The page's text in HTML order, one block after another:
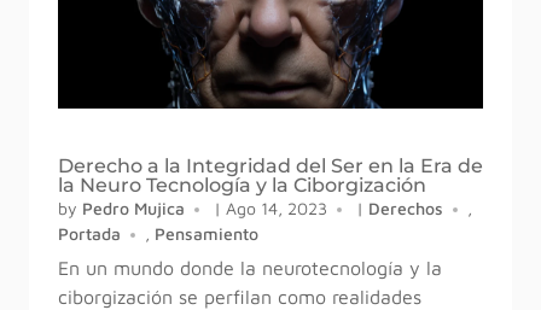
Derecho a la Integridad del Ser en la Era de
la Neuro Tecnología y la Ciborgización
by Pedro Mujica | Ago 14, 2023 | Derechos
,
Portada
, Pensamiento
En un mundo donde la neurotecnología y la
ciborgización se perfilan como realidades